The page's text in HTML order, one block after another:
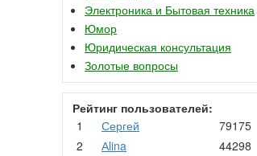
Электроника и Бытовая техника
Юмор
Юридическая консультация
Золотые вопросы
Рейтинг пользователей:
1
Сергей
79175
2
Аlina
44298